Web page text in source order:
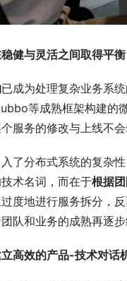
健与灵活之间取得平衡
已成为处理复杂业务系
等成熟框架构建的
服务的修改与上线不
了分布式系统的复杂
术名词，而在于根据
度地进行服务拆分，
队和业务的成熟再逐步
高效的产品-技术对话